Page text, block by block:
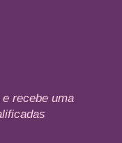
recebe uma